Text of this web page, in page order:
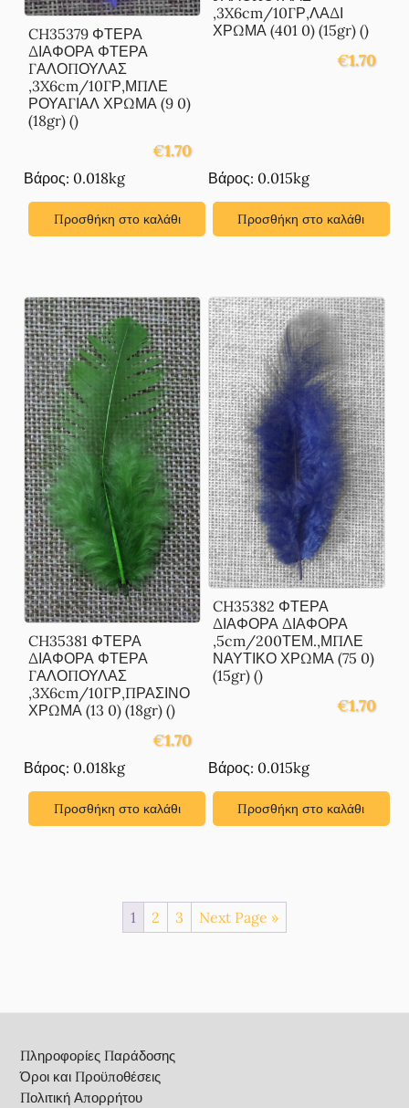
CH35379 ΦΤΕΡΑ
ΔΙΑΦΟΡΑ ΦΤΕΡΑ
ΓΑΛΟΠΟΥΛΑΣ
,3X6cm/10ΓΡ,ΜΠΛΕ
ΡΟΥΑΓΙΑΛ ΧΡΩΜΑ (9 0)
(18gr) ()
€1.70
Βάρος: 0.018kg
Προσθήκη στο καλάθι
,3X6cm/10ΓΡ,ΛΑΔΙ
ΧΡΩΜΑ (401 0) (15gr) ()
€1.70
Βάρος: 0.015kg
Προσθήκη στο καλάθι
CH35381 ΦΤΕΡΑ
ΔΙΑΦΟΡΑ ΦΤΕΡΑ
ΓΑΛΟΠΟΥΛΑΣ
,3X6cm/10ΓΡ,ΠΡΑΣΙΝΟ
ΧΡΩΜΑ (13 0) (18gr) ()
€1.70
Βάρος: 0.018kg
Προσθήκη στο καλάθι
CH35382 ΦΤΕΡΑ
ΔΙΑΦΟΡΑ ΔΙΑΦΟΡΑ
,5cm/200ΤΕΜ.,ΜΠΛΕ
ΝΑΥΤΙΚΟ ΧΡΩΜΑ (75 0)
(15gr) ()
€1.70
Βάρος: 0.015kg
Προσθήκη στο καλάθι
1 2 3 Next Page »
Πληροφορίες Παράδοσης
Όροι και Προϋποθέσεις
Πολιτική Απορρήτου